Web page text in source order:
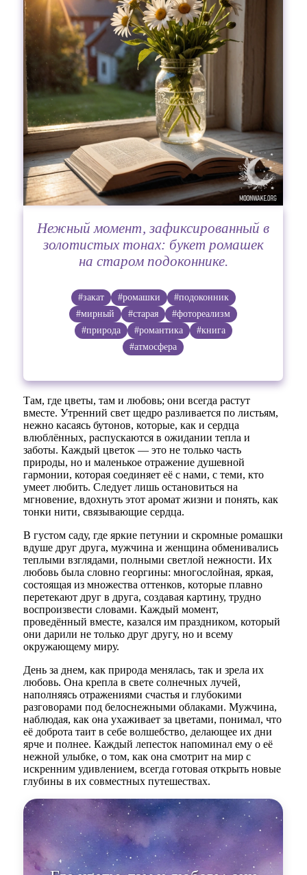
Нежный момент, зафиксированный в
золотистых тонах: букет ромашек
на старом подоконнике.
#закат #ромашки
#подоконник
#мирный
#старая
#фотореализм
#природа
#романтика
#книга
#атмосфера
Там, где цветы, там и любовь; они всегда растут
вместе. Утренний свет щедро разливается по листьям,
нежно касаясь бутонов, которые, как и сердца
влюблённых, распускаются в ожидании тепла и
заботы. Каждый цветок — это не только часть
природы, но и маленькое отражение душевной
гармонии, которая соединяет её с нами, с теми, кто
умеет любить. Следует лишь остановиться на
мгновение, вдохнуть этот аромат жизни и понять, как
тонки нити, связывающие сердца.
В густом саду, где яркие петунии и скромные ромашки
вдуше друг друга, мужчина и женщина обменивались
теплыми взглядами, полными светлой нежности. Их
любовь была словно георгины: многослойная, яркая,
состоящая из множества оттенков, которые плавно
перетекают друг в друга, создавая картину, трудно
воспроизвести словами. Каждый момент,
проведённый вместе, казался им праздником, который
они дарили не только друг другу, но и всему
окружающему миру.
День за днем, как природа менялась, так и зрела их
любовь. Она крепла в свете солнечных лучей,
наполняясь отражениями счастья и глубокими
разговорами под белоснежными облаками. Мужчина,
наблюдая, как она ухаживает за цветами, понимал, что
её доброта таит в себе волшебство, делающее их дни
ярче и полнее. Каждый лепесток напоминал ему о её
нежной улыбке, о том, как она смотрит на мир с
искренним удивлением, всегда готовая открыть новые
глубины в их совместных путешествах.